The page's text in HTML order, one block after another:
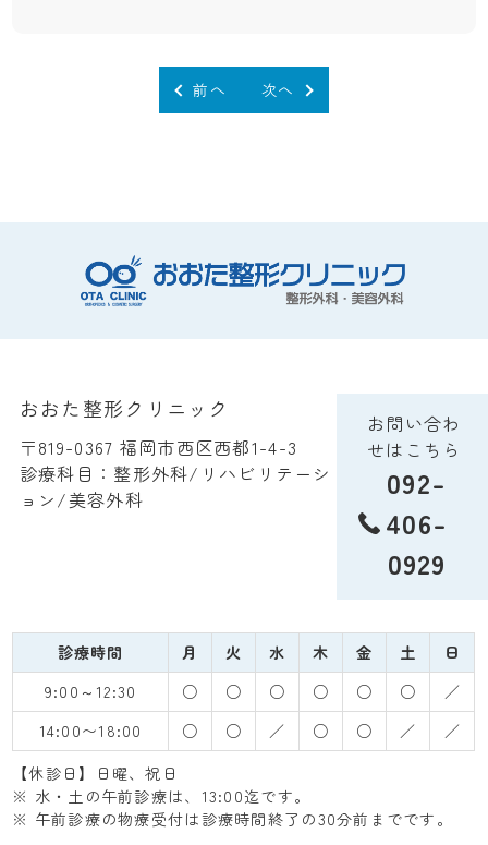
前へ 次へ
おおた整形クリニック
〒819-0367 福岡市西区西都1-4-3
診療科目：整形外科/リハビリテーシ
ョン/美容外科
お問い合わ
せはこちら
092-
406-
0929
診療時間 月 火 水 木 金 土
日
9:00～12:30
○ ○ ○ ○ ○ ○
／
14:00〜18:00
○ ○ ／ ○ ○ ／
／
【休診日】日曜、祝日
※ 水・土の午前診療は、13:00迄です。
※ 午前診療の物療受付は診療時間終了の30分前までです。